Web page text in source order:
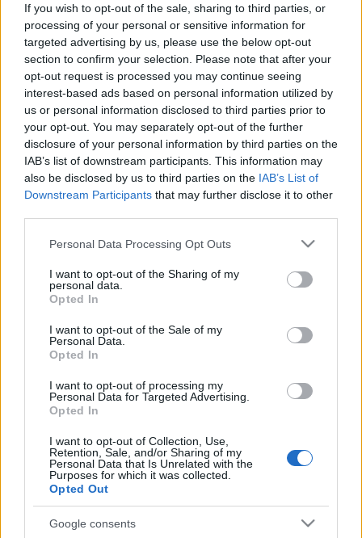
If you wish to opt-out of the sale, sharing to third parties, or
processing of your personal or sensitive information for
targeted advertising by us, please use the below opt-out
section to confirm your selection. Please note that after your
opt-out request is processed you may continue seeing
interest-based ads based on personal information utilized by
us or personal information disclosed to third parties prior to
your opt-out. You may separately opt-out of the further
disclosure of your personal information by third parties on the
IAB’s list of downstream participants. This information may
also be disclosed by us to third parties on the IAB’s List of
Downstream Participants that may further disclose it to other
Please note that this website/app uses one or more Google
not limited to your visit or usage behaviour. You may click to
grant or deny consent to Google and its third-party tags to
use your data for below specified purposes in below Google
consent section.
Personal Data Processing Opt Outs
I want to opt-out of the Sharing of my
personal data.
Opted In
I want to opt-out of the Sale of my
Personal Data.
Opted In
I want to opt-out of processing my
Personal Data for Targeted Advertising.
Opted In
I want to opt-out of Collection, Use,
Retention, Sale, and/or Sharing of my
Personal Data that Is Unrelated with the
Purposes for which it was collected.
Opted Out
Google consents
Fény utca
lehetmás•2010. február 21.
Karácsony Gergely kampányfőnök egy érdeklődővel
beszélget az atomenergiáról a Fény utcai piac előtt
Verseny? Minek?!
pgeri 2010. február 15.
aktivistája (országosan kb. egyenletesen elosztva)!
Kb. ez az egy mondat az, ami jellemzi a
kopogtatócédulára épülő jelöltállítási rendszert.
Ami egyértelműen "piacra lépési…
Az szdsz-es szerint csak csalással
VayMárton•2009. május 04.
A Bambiban egy ismerősöm asztalánál egy köpcös
fiatalember ült. Bemutattak neki, annyi derült akkor
csak ki, hogy az SZDSZ egyik fontos embere s
állítólag Fodor Gábor tanácsadója. Sajnos nem
jegyeztem meg a nevét, de ki fogom nyomozni.
(Update: a srác Fodornak _volt_ a tanácsadója.…